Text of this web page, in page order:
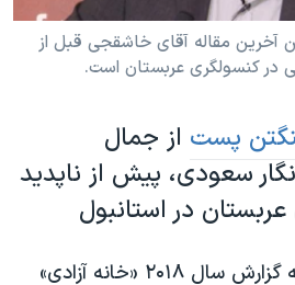
رهبری ایران
آخرین مقاله آقای خاشقجی قبل از
در کنسولگری عربستان است.
پست از جمال
سعودی، پیش از ناپدید
در استانبول
اخیرا در فضای آنلاین به گزارش سال ۲۰۱۸ «خانه آزادی»